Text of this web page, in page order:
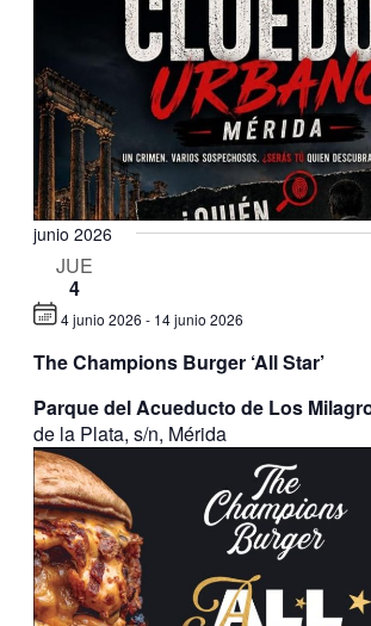
junio 2026
JUE
4
The Champions Burger ‘All Star’
4 junio 2026 - 14 junio 2026
Parque del Acueducto de Los
de la Plata, s/n, Mérida